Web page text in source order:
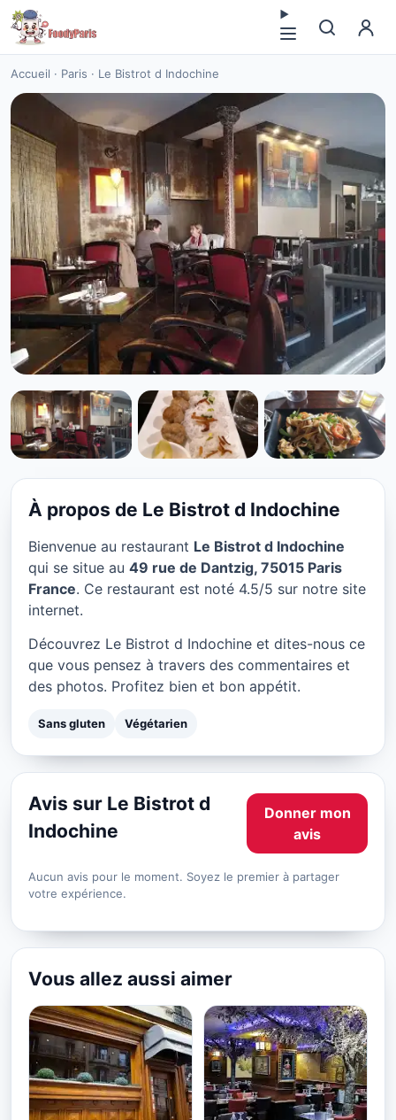
Accueil · Paris · Le Bistrot d Indochine
SANS GLUTEN
Le Bistrot d Indochine à
Paris
À propos de Le Bistrot d Indochine
Bienvenue au restaurant Le Bistrot d Indochine
qui se situe au 49 rue de Dantzig, 75015 Paris
France. Ce restaurant est noté 4.5/5 sur notre site
internet.
Découvrez Le Bistrot d Indochine et dites-nous ce
que vous pensez à travers des commentaires et
des photos. Profitez bien et bon appétit.
Sans gluten Végétarien
Avis sur Le Bistrot d
Indochine
Donner mon
avis
Aucun avis pour le moment. Soyez le premier à partager
votre expérience.
Vous allez aussi aimer